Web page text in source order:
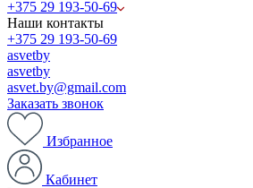
+375 29 193-50-69
Наши контакты
+375 29 193-50-69
asvetby
asvetby
asvet.by@gmail.com
Заказать звонок
Избранное
Кабинет